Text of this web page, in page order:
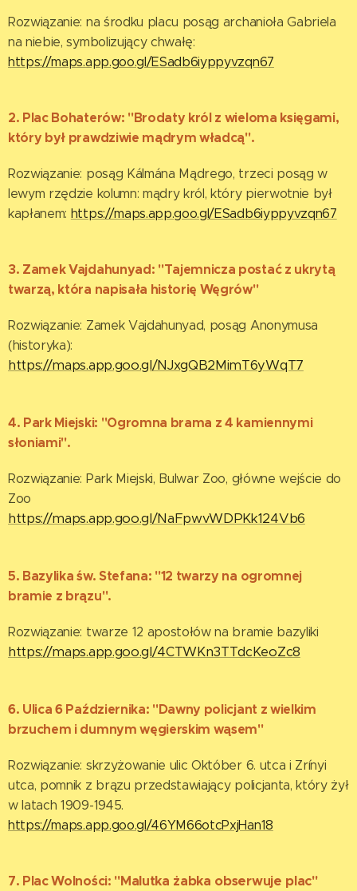
Rozwiązanie: na środku placu posąg archanioła Gabriela
na niebie, symbolizujący chwałę:
https://maps.app.goo.gl/ESadb6iyppyvzqn67
2. Plac Bohaterów: "Brodaty król z wieloma księgami,
który był prawdziwie mądrym władcą".
Rozwiązanie: posąg Kálmána Mądrego, trzeci posąg w
lewym rzędzie kolumn: mądry król, który pierwotnie był
kapłanem: https://maps.app.goo.gl/ESadb6iyppyvzqn67
3. Zamek Vajdahunyad: "Tajemnicza postać z ukrytą
twarzą, która napisała historię Węgrów"
Rozwiązanie: Zamek Vajdahunyad, posąg Anonymusa
(historyka):
https://maps.app.goo.gl/NJxgQB2MimT6yWqT7
4. Park Miejski: "Ogromna brama z 4 kamiennymi
słoniami".
Rozwiązanie: Park Miejski, Bulwar Zoo, główne wejście do
Zoo
https://maps.app.goo.gl/NaFpwvWDPKk124Vb6
5. Bazylika św. Stefana: "12 twarzy na ogromnej
bramie z brązu".
Rozwiązanie: twarze 12 apostołów na bramie bazyliki
https://maps.app.goo.gl/4CTWKn3TTdcKeoZc8
6. Ulica 6 Października: "Dawny policjant z wielkim
brzuchem i dumnym węgierskim wąsem"
Rozwiązanie: skrzyżowanie ulic Október 6. utca i Zrínyi
utca, pomnik z brązu przedstawiający policjanta, który żył
w latach 1909-1945.
https://maps.app.goo.gl/46YM66otcPxjHan18
7. Plac Wolności: "Malutka żabka obserwuje plac"